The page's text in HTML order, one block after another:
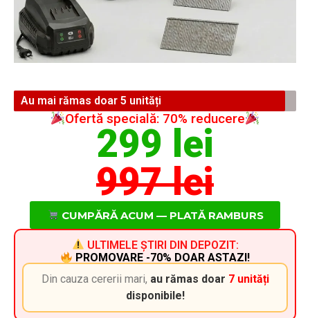
Au mai rămas doar 5 unități
Ofertă specială: 70% reducere
299 lei
997 lei
CUMPĂRĂ ACUM — PLATĂ RAMBURS
ULTIMELE ȘTIRI DIN DEPOZIT:
PROMOVARE -70% DOAR ASTAZI!
Din cauza cererii mari, au rămas doar 7 unități
disponibile!